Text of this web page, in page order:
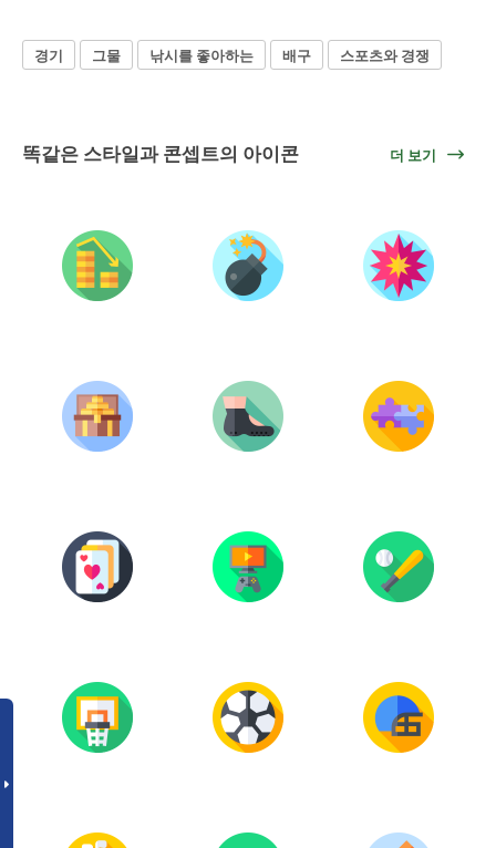
경기 그물 낚시를 좋아하는 배구 스포츠와 경쟁
똑같은 스타일과 콘셉트의 아이콘 더 보기